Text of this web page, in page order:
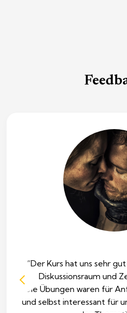
“Der Kurs hat uns sehr
Diskussionsraum und
Die Übungen waren für
und selbst interessant für